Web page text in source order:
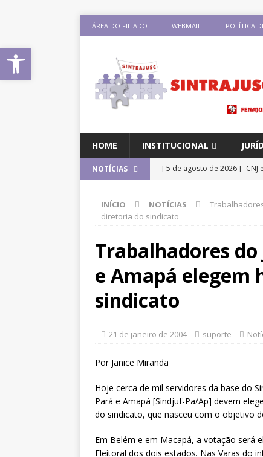
Abrir a barra de ferramentas
ÁREA DO FILIADO WEBMAIL POLÍTICA
HOME INSTITUCIONAL
NOTÍCIAS [ 5 de agosto de 2026 ]
[ 3 de agosto de 2026 ]
[ 3 de agosto de 2026 ]
Xenofobia”será dia 13 de
[ 5 de agosto de 2026 ] Dia
INÍCIO NOTÍCIAS
diretoria do sindicato
Trabalhadores
e Amapá elegem
sindicato
21 de janeiro de 2004 suporte
Por Janice Miranda
Hoje cerca de mil servidores da base do
Pará e Amapá [Sindjuf-Pa/Ap] devem
do sindicato, que nasceu com o objetivo
Em Belém e em Macapá, a votação será
Eleitoral dos dois estados. Nas Varas do